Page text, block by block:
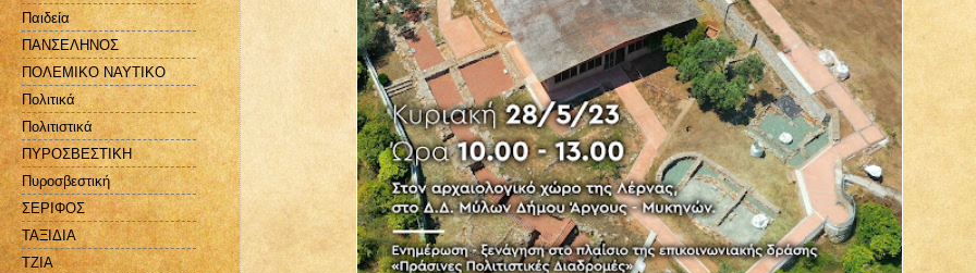
Παιδεία
ΠΑΝΣΕΛΗΝΟΣ
ΠΟΛΕΜΙΚΟ ΝΑΥΤΙΚΟ
Πολιτικά
Πολιτιστικά
ΠΥΡΟΣΒΕΣΤΙΚΗ
Πυροσβεστική
ΣΕΡΙΦΟΣ
ΤΑΞΙΔΙΑ
ΤΖΙΑ